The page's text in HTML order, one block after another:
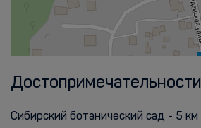
Достопримечательности
Сибирский ботанический сад - 5 км